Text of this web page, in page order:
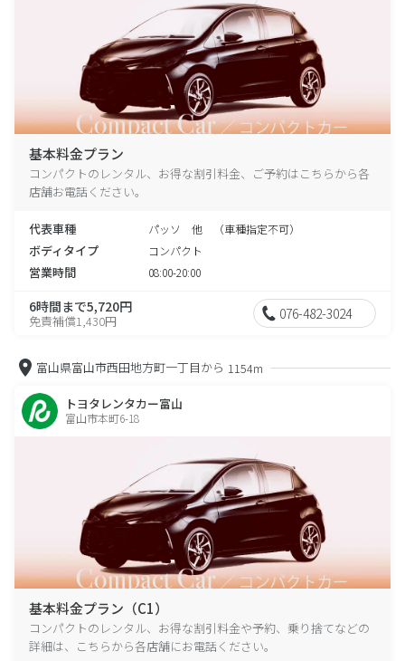
基本料金プラン
コンパクトのレンタル、お得な割引料金、ご予約はこちらから各
店舗お電話ください。
代表車種 パッソ 他 （車種指定不可）
ボディタイプ コンパクト
営業時間 08:00-20:00
6時間まで5,720円
免責補償1,430円 076-482-3024
富山県富山市西田地方町一丁目から 1154m
トヨタレンタカー富山
富山市本町6-18
基本料金プラン（C1）
コンパクトのレンタル、お得な割引料金や予約、乗り捨てなどの
詳細は、こちらから各店舗にお電話ください。